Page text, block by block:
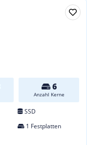
6
Anzahl Kerne
SSD
1 Festplatten